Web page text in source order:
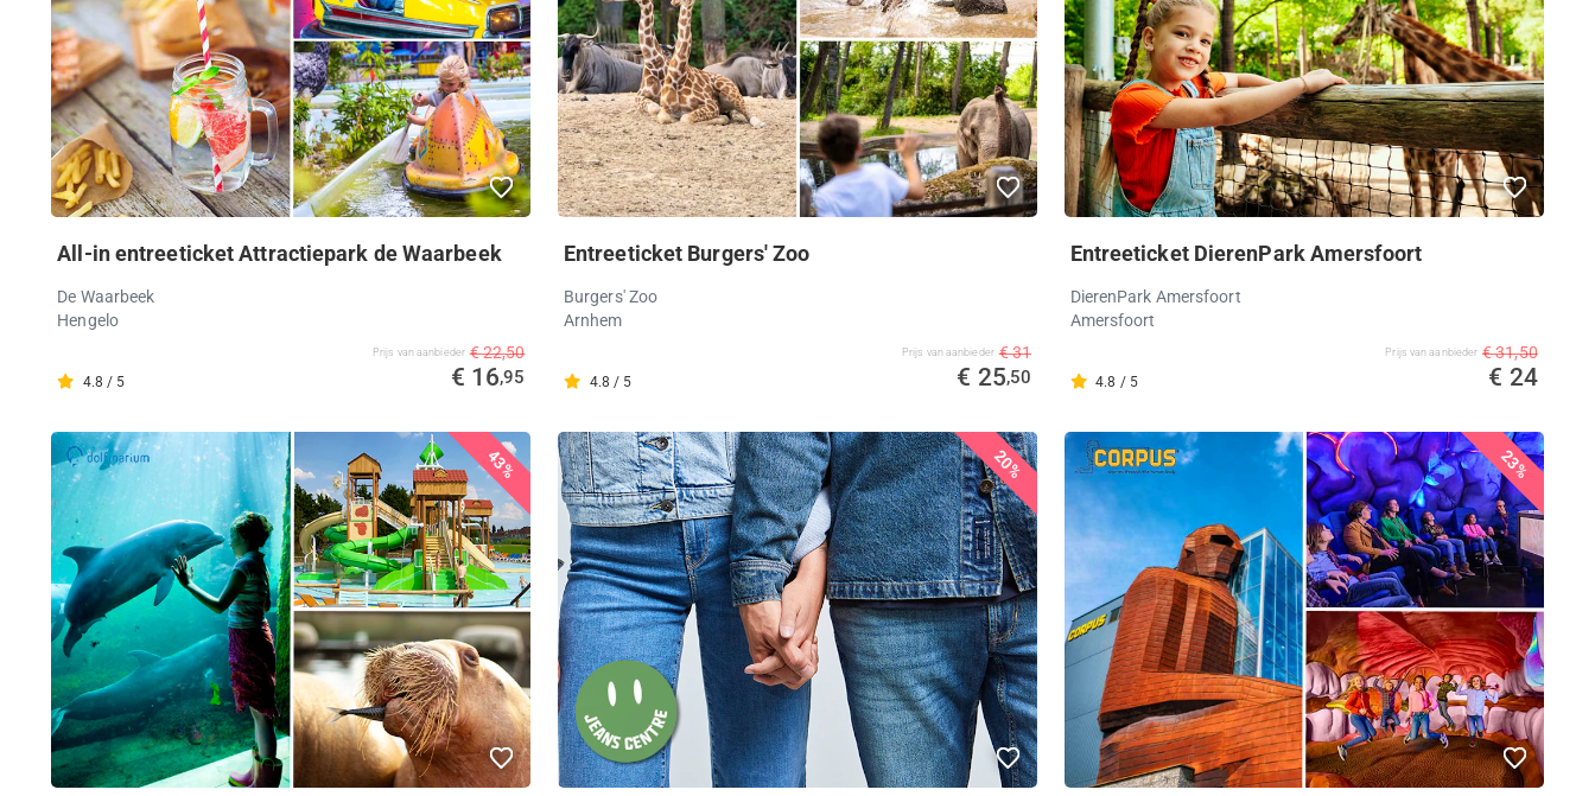
All-in entreeticket Attractiepark de Waarbeek
De Waarbeek
Hengelo
4.8 / 5
Prijs van aanbieder € 22,50
€ 16,95
Entreeticket Burgers' Zoo
Burgers' Zoo
Arnhem
4.8 / 5
Prijs van aanbieder € 31
€ 25,50
Entreeticket DierenPark Amersfoort
DierenPark Amersfoort
Amersfoort
4.8 / 5
Prijs van aanbieder € 31,50
€ 24
43% 20% 23%